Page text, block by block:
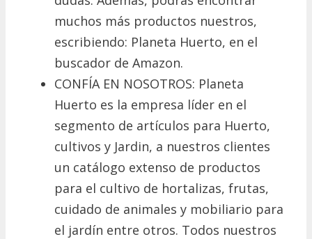
muchos más productos nuestros,
escribiendo: Planeta Huerto, en el
buscador de Amazon.
CONFÍA EN NOSOTROS: Planeta
Huerto es la empresa líder en el
segmento de artículos para Huerto,
cultivos y Jardin, a nuestros clientes
un catálogo extenso de productos
para el cultivo de hortalizas, frutas,
cuidado de animales y mobiliario para
el jardín entre otros. Todos nuestros